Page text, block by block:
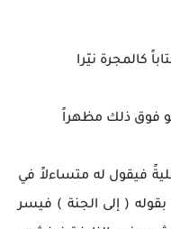
كالمجرة نيّرا
فوق ذلك مظهراً
فيقول له متساءلاً في
بقوله ( إلى الجنة ) فيسر